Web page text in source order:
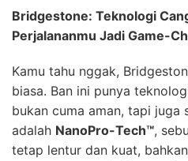
Bridgestone: Teknologi
Perjalananmu Jadi Game-
Kamu tahu nggak,
biasa. Ban ini punya
bukan cuma aman, tapi juga
adalah NanoPro-Tech™,
tetap lentur dan kuat,